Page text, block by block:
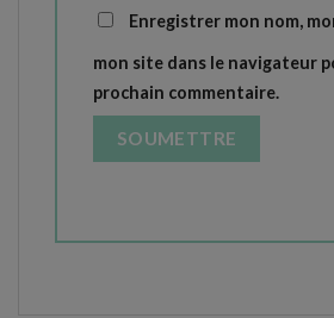
Enregistrer mon nom,
mon site dans le navigateur
prochain commentaire.